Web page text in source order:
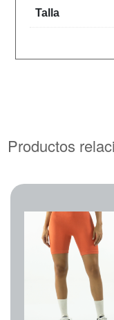
Talla
Productos